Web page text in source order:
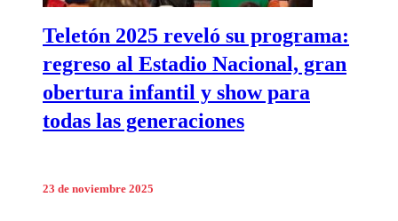
Teletón 2025 reveló su programa:
regreso al Estadio Nacional, gran
obertura infantil y show para
todas las generaciones
23 de noviembre 2025